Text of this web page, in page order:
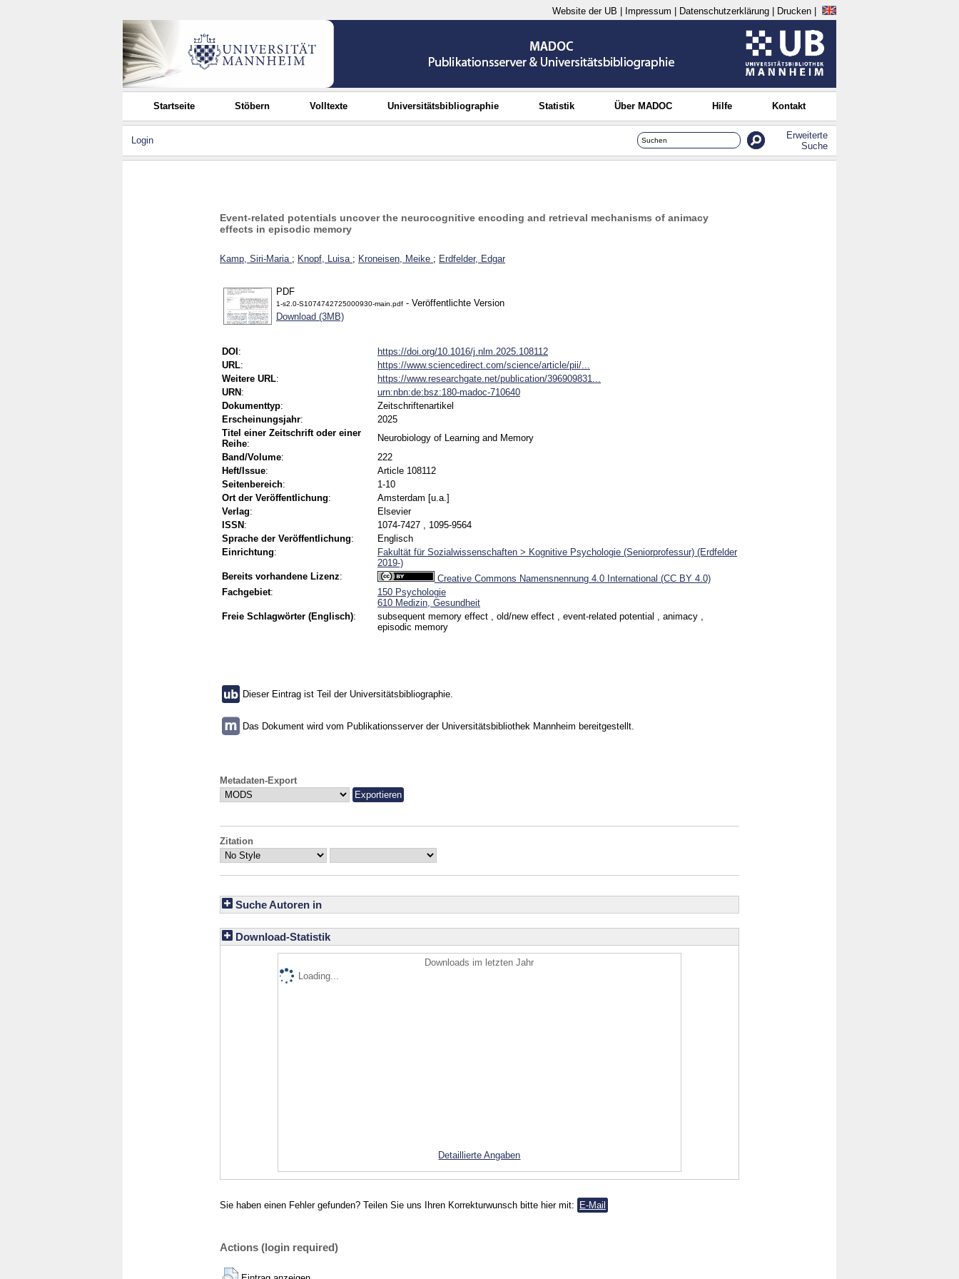
Website der UB Impressum Datenschutzerklärung Drucken
Startseite Stöbern Volltexte Universitätsbibliographie Statistik Über MADOC Hilfe Kontakt
Login
Erweiterte
Suche
Event-related potentials uncover the neurocognitive encoding and retrieval mechanisms of animacy
effects in episodic memory
Kamp, Siri-Maria ; Knopf, Luisa ; Kroneisen, Meike ; Erdfelder, Edgar
PDF
1-s2.0-S1074742725000930-main.pdf - Veröffentlichte Version
Download (3MB)
DOI :
https://doi.org/10.1016/j.nlm.2025.108112
URL:
https://www.sciencedirect.com/science/article/pii/...
Weitere URL:
https://www.researchgate.net/publication/396909831...
URN :
urn:nbn:de:bsz:180-madoc-710640
Dokumenttyp:
Zeitschriftenartikel
Erscheinungsjahr:
2025
Titel einer Zeitschrift oder einer
Reihe:
Neurobiology of Learning and Memory
Band/Volume:
222
Heft/Issue:
Article 108112
Seitenbereich:
1-10
Ort der Veröffentlichung:
Amsterdam [u.a.]
Verlag:
Elsevier
ISSN :
1074-7427 , 1095-9564
Sprache der Veröffentlichung:
Englisch
Einrichtung:
Fakultät für Sozialwissenschaften > Kognitive Psychologie (Seniorprofessur) (Erdfelder
2019-)
Bereits vorhandene Lizenz:
Creative Commons Namensnennung 4.0 International (CC BY 4.0)
Fachgebiet:
150 Psychologie
610 Medizin, Gesundheit
Freie Schlagwörter (Englisch):
subsequent memory effect , old/new effect , event-related potential , animacy ,
episodic memory
Dieser Eintrag ist Teil der Universitätsbibliographie.
Das Dokument wird vom Publikationsserver der Universitätsbibliothek Mannheim bereitgestellt.
Metadaten-Export
Zitation
Suche Autoren in
Download-Statistik
Downloads im letzten Jahr
Loading...
Detaillierte Angaben
Sie haben einen Fehler gefunden? Teilen Sie uns Ihren Korrekturwunsch bitte hier mit: E-Mail
Actions (login required)